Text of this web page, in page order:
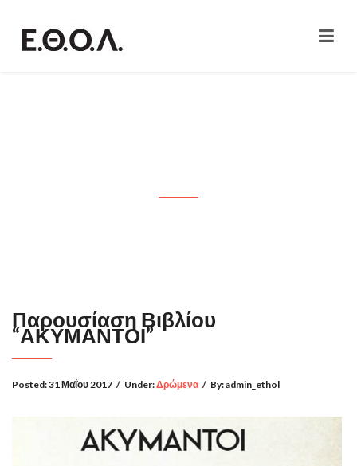
Παρουσίαση Βιβλίου
“ΑΚΥΜΑΝΤΟΙ”
Posted:31 Μαΐου 2017 / Under:Δρώμενα / By:admin_ethol